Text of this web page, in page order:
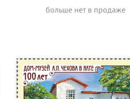
больше нет в продаже